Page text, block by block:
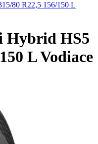
80 R22,5 156/150 L
Hybrid HS5
L Vodiace